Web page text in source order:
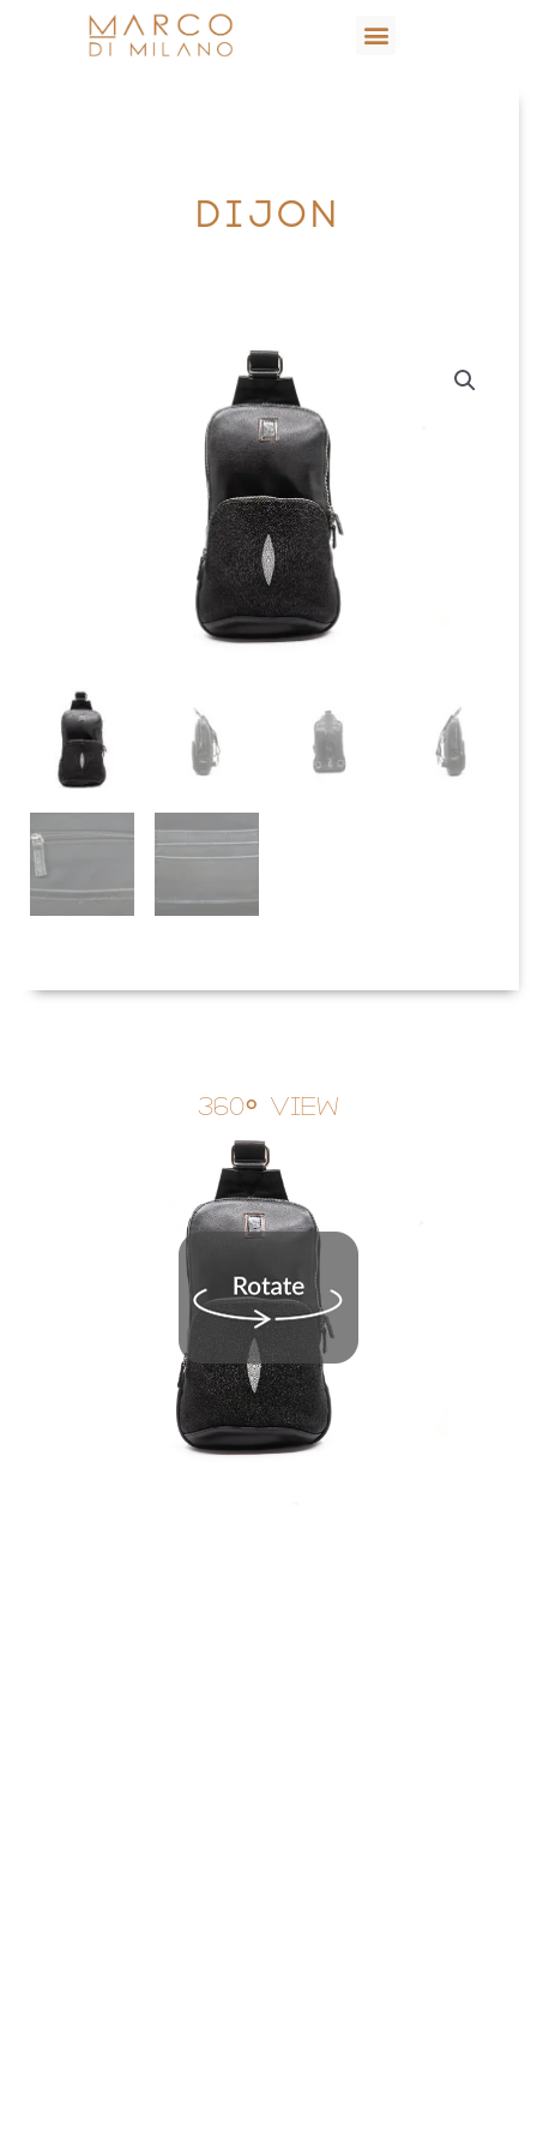
DIJON
360° View